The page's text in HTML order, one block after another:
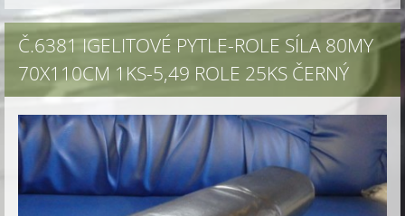
Č.6381 IGELITOVÉ PYTLE-ROLE SÍLA 80MY
70X110CM 1KS-5,49 ROLE 25KS ČERNÝ